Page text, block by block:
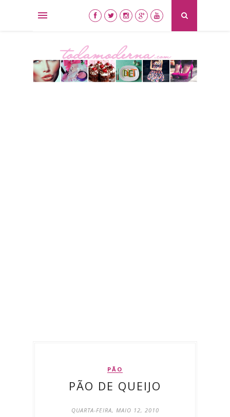
PÃO
PÃO DE QUEIJO
QUARTA-FEIRA, MAIO 12, 2010